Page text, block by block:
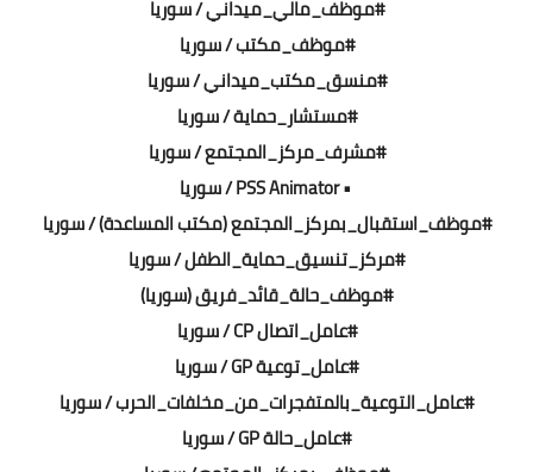
#موظف_مالي_ميداني / سوريا
#موظف_مكتب / سوريا
#منسق_مكتب_ميداني / سوريا
#مستشار_حماية / سوريا
#مشرف_مركز_المجتمع / سوريا
• PSS Animator / سوريا
#موظف_استقبال_بمركز_المجتمع (مكتب المساعدة) / سوريا
#مركز_تنسيق_حماية_الطفل / سوريا
#موظف_حالة_قائد_فريق (سوريا)
#عامل_اتصال CP / سوريا
#عامل_توعية GP / سوريا
#عامل_التوعية_بالمتفجرات_من_مخلفات_الحرب / سوريا
#عامل_حالة GP / سوريا